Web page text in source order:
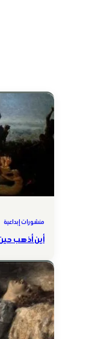
منشورات إبداعية
أين أذهب حين